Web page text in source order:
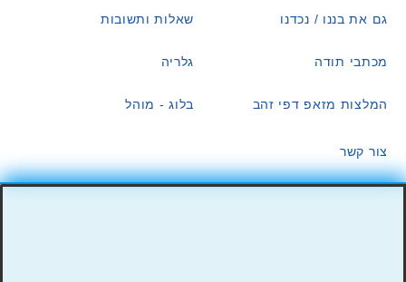
גם את בננו / נכדנו
מכתבי תודה
המלצות מזאפ דפי זהב
שאלות ותשובות
גלריה
בלוג - מוהל
צור קשר